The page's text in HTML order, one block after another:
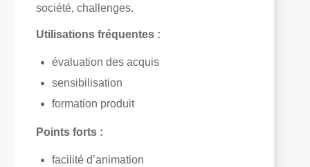
société, challenges.
Utilisations fréquentes :
évaluation des acquis
sensibilisation
formation produit
Points forts :
facilité d’animation